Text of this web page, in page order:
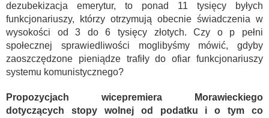
dezubekizacja emerytur, to ponad 11 tysięcy byłych
funkcjonariuszy, którzy otrzymują obecnie świadczenia w
wysokości od 3 do 6 tysięcy złotych. Czy o p pełni
społecznej sprawiedliwości moglibyśmy mówić, gdyby
zaoszczędzone pieniądze trafiły do ofiar funkcjonariuszy
systemu komunistycznego?
Propozycjach wicepremiera Morawieckiego
dotyczących stopy wolnej od podatku i o tym co